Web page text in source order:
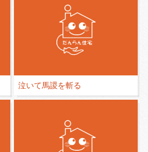
泣いて馬謖を斬る